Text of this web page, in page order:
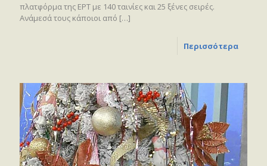
πλατφόρμα της ΕΡΤ με 140 ταινίες και 25 ξένες σειρές.
Ανάμεσά τους κάποιοι από […]
Περισσότερα